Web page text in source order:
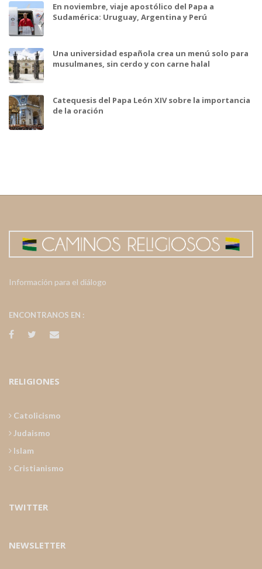
En noviembre, viaje apostólico del Papa a
Sudamérica: Uruguay, Argentina y Perú
Una universidad española crea un menú solo para
musulmanes, sin cerdo y con carne halal
Catequesis del Papa León XIV sobre la importancia
de la oración
Información para el diálogo
ENCONTRANOS EN :
RELIGIONES
Catolicismo
Judaismo
Islam
Cristianismo
TWITTER
NEWSLETTER